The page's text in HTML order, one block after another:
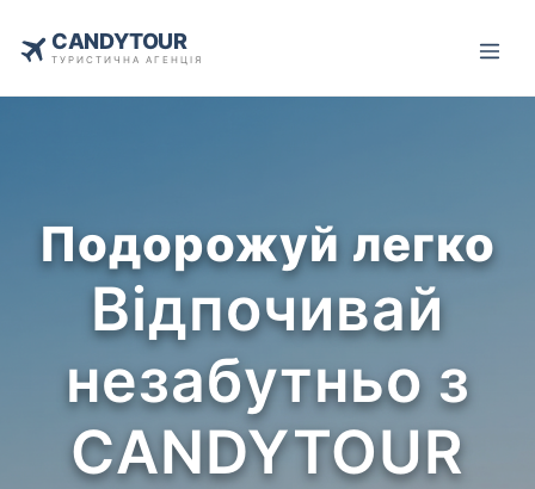
CANDYTOUR
ТУРИСТИЧНА АГЕНЦІЯ
Подорожуй легко
Відпочивай
незабутньо з
CANDYTOUR